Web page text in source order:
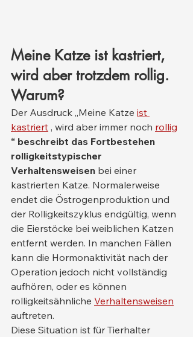
Meine Katze ist kastriert,
wird aber trotzdem rollig.
Warum?
Der Ausdruck „Meine Katze ist
kastriert , wird aber immer noch rollig
“ beschreibt das Fortbestehen
rolligkeitstypischer
Verhaltensweisen bei einer
kastrierten Katze. Normalerweise
endet die Östrogenproduktion und
der Rolligkeitszyklus endgültig, wenn
die Eierstöcke bei weiblichen Katzen
entfernt werden. In manchen Fällen
kann die Hormonaktivität nach der
Operation jedoch nicht vollständig
aufhören, oder es können
rolligkeitsähnliche Verhaltensweisen
auftreten.
Diese Situation ist für Tierhalter